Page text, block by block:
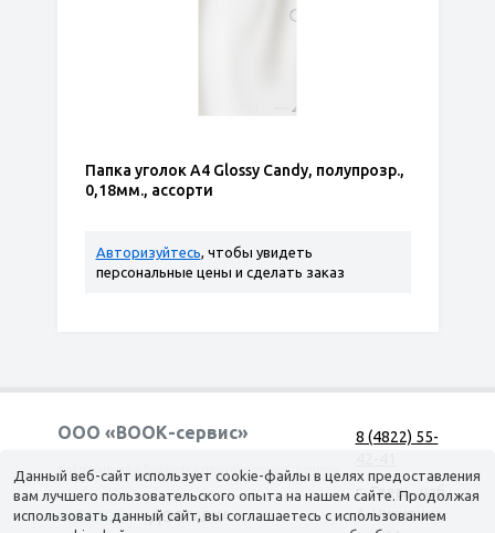
Папка уголок А4 Glossy Candy, полупрозр.,
0,18мм., ассорти
Авторизуйтесь, чтобы увидеть
персональные цены и сделать заказ
ООО «ВООК-сервис»
Согласие на обработку персональных данных
КАТАЛОГ ДОСТАВКА
8 (4822) 55-
г. Тверь, наб.
А. Никитина,
Данный веб-сайт использует cookie-файлы в целях предоставления
вам лучшего пользовательского опыта на нашем сайте. Продолжая
использовать данный сайт, вы соглашаетесь с использованием